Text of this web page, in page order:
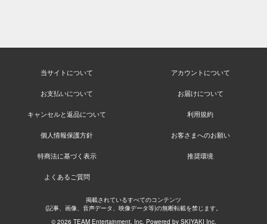
当サイトについて アカウントについて
お支払いについて お届けについて
キャンセルと返品について 利用規約
個人情報保護方針 お客さまへのお願い
特商法に基づく表示 推奨環境
よくあるご質問
掲載されているすべてのコンテンツ
(記事、画像、音声データ、映像データ等)の無断転載を禁じます。
© 2026 TEAM Entertainment. Inc. Powered by SKIYAKI Inc.